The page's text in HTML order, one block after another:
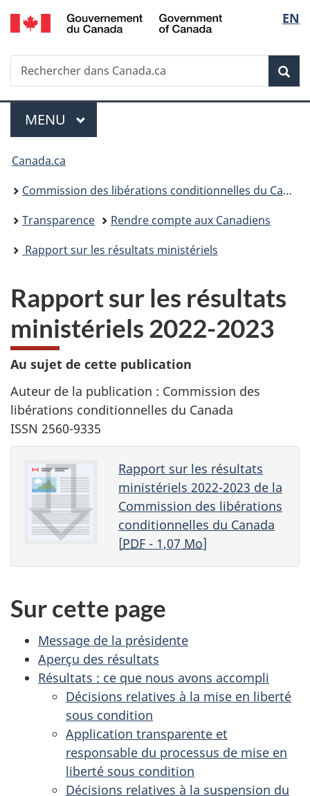
Passer
au
principal
Passer
à
Au
du
Passer
à
version
simplifiée
de
la
EN
Recherche
Rechercher
dans
Menu
MENU PRINCIPAL
Vous
êtes
ici :
Canada.ca
Commission des libérations conditionnelles du Canada
Transparence
Rendre compte aux Canadiens
Rapport sur les résultats ministériels
Rapport sur les résultats
ministériels 2022-2023
Au sujet de cette publication
Auteur de la publication : Commission des
libérations conditionnelles du Canada
ISSN 2560-9335
Rapport sur les résultats
ministériels 2022-2023 de la
Commission des libérations
conditionnelles du Canada
[PDF- 1,07 Mo]
Sur cette page
Message de la présidente
Aperçu des résultats
Résultats : ce que nous avons accompli
Décisions relatives à la mise en liberté
sous condition
Application transparente et
responsable du processus de mise en
liberté sous condition
Décisions relatives à la suspension du